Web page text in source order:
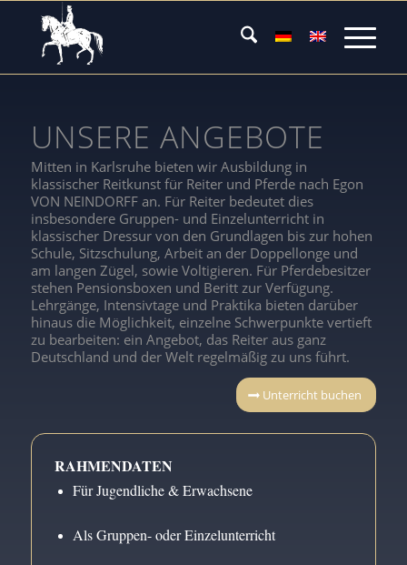
UNSERE ANGEBOTE
Mitten in Karlsruhe bieten wir Ausbildung in
klassischer Reitkunst für Reiter und Pferde nach Egon
VON NEINDORFF an. Für Reiter bedeutet dies
insbesondere Gruppen- und Einzelunterricht in
klassischer Dressur von den Grundlagen bis zur hohen
Schule, Sitzschulung, Arbeit an der Doppellonge und
am langen Zügel, sowie Voltigieren. Für Pferdebesitzer
stehen Pensionsboxen und Beritt zur Verfügung.
Lehrgänge, Intensivtage und Praktika bieten darüber
hinaus die Möglichkeit, einzelne Schwerpunkte vertieft
zu bearbeiten: ein Angebot, das Reiter aus ganz
Deutschland und der Welt regelmäßig zu uns führt.
Unterricht buchen
RAHMENDATEN
Für Jugendliche & Erwachsene
Als Gruppen- oder Einzelunterricht